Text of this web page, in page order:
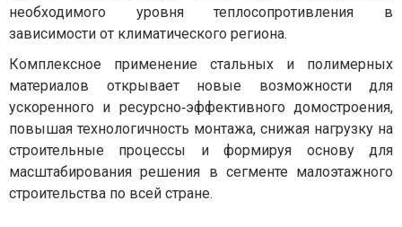
необходимого уровня теплосопротивления в
зависимости от климатического региона.
Комплексное применение стальных и полимерных
материалов открывает новые возможности для
ускоренного и ресурсно‑эффективного домостроения,
повышая технологичность монтажа, снижая нагрузку на
строительные процессы и формируя основу для
масштабирования решения в сегменте малоэтажного
строительства по всей стране.